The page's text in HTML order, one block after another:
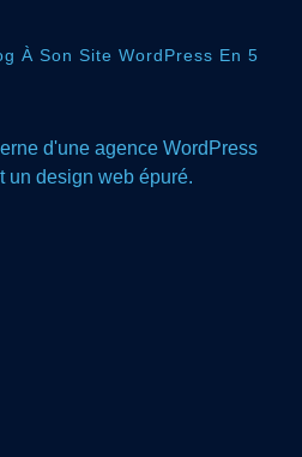
À Son Site WordPress En 5